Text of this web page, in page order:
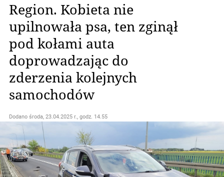
Region. Kobieta nie
upilnowała psa, ten zginął
pod kołami auta
doprowadzając do
zderzenia kolejnych
samochodów
Dodano środa, 23.04.2025 r., godz. 14.55